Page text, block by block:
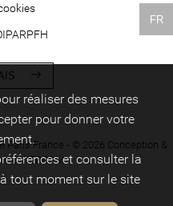
FR
Paris France - © 2026 Conception &
WEBCOM
réaliser des mesures
pour donner votre
et consulter la
tout moment sur le site